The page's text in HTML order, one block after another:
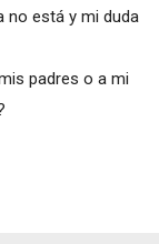
no está y mi duda
padres o a mi